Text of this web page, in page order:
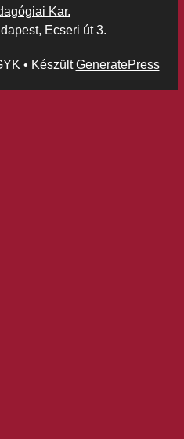
Kar.
Ecseri út 3.
• KészültGeneratePress